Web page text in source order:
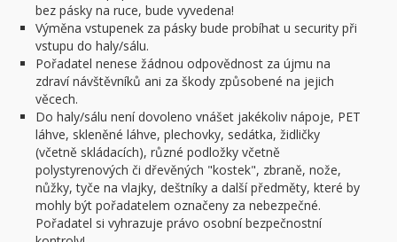
bez pásky na ruce, bude vyvedena!
Výměna vstupenek za pásky bude probíhat u security při
vstupu do haly/sálu.
Pořadatel nenese žádnou odpovědnost za újmu na
zdraví návštěvníků ani za škody způsobené na jejich
věcech.
Do haly/sálu není dovoleno vnášet jakékoliv nápoje, PET
láhve, skleněné láhve, plechovky, sedátka, židličky
(včetně skládacích), různé podložky včetně
polystyrenových či dřevěných "kostek", zbraně, nože,
nůžky, tyče na vlajky, deštníky a další předměty, které by
mohly být pořadatelem označeny za nebezpečné.
Pořadatel si vyhrazuje právo osobní bezpečnostní